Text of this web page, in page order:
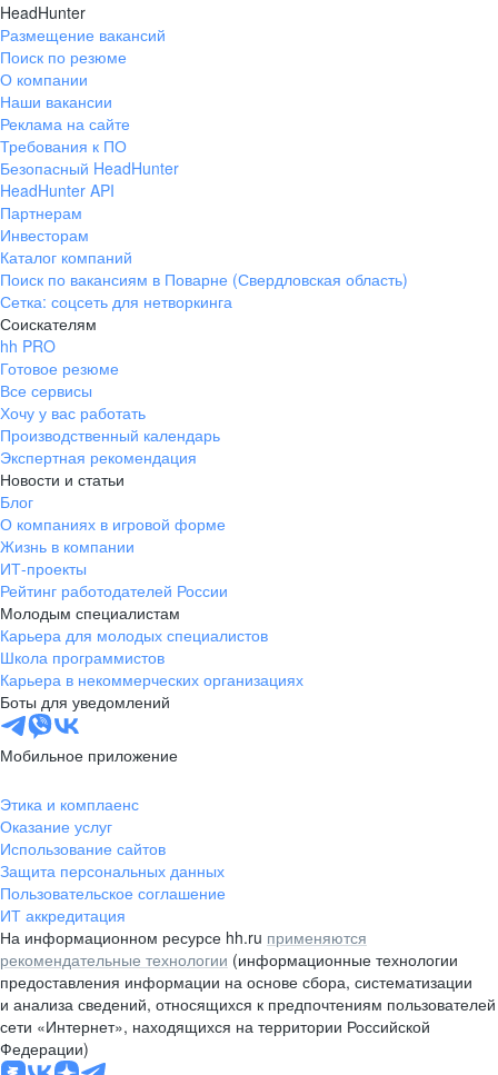
HeadHunter
Размещение вакансий
Поиск по резюме
О компании
Наши вакансии
Реклама на сайте
Требования к ПО
Безопасный HeadHunter
HeadHunter API
Партнерам
Инвесторам
Каталог компаний
Поиск по вакансиям в Поварне (Свердловская область)
Сетка: соцсеть для нетворкинга
Соискателям
hh PRO
Готовое резюме
Все сервисы
Хочу у вас работать
Производственный календарь
Экспертная рекомендация
Новости и статьи
Блог
О компаниях в игровой форме
Жизнь в компании
ИТ-проекты
Рейтинг работодателей России
Молодым специалистам
Карьера для молодых специалистов
Школа программистов
Карьера в некоммерческих организациях
Боты для уведомлений
Мобильное приложение
Этика и комплаенс
Оказание услуг
Использование сайтов
Защита персональных данных
Пользовательское соглашение
ИТ аккредитация
На информационном ресурсе hh.ru применяются
рекомендательные технологии (информационные технологии
предоставления информации на основе сбора, систематизации
и анализа сведений, относящихся к предпочтениям пользователей
сети «Интернет», находящихся на территории Российской
Федерации)